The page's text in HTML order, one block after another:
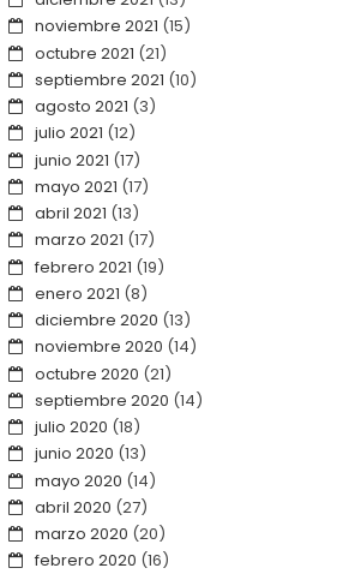
noviembre 2021 (15)
octubre 2021 (21)
septiembre 2021 (10)
agosto 2021 (3)
julio 2021 (12)
junio 2021 (17)
mayo 2021 (17)
abril 2021 (13)
marzo 2021 (17)
febrero 2021 (19)
enero 2021 (8)
diciembre 2020 (13)
noviembre 2020 (14)
octubre 2020 (21)
septiembre 2020 (14)
julio 2020 (18)
junio 2020 (13)
mayo 2020 (14)
abril 2020 (27)
marzo 2020 (20)
febrero 2020 (16)